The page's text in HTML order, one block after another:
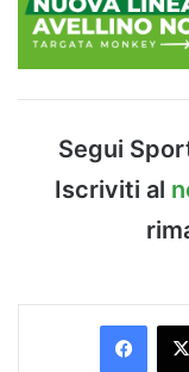
Segui
Iscriviti al